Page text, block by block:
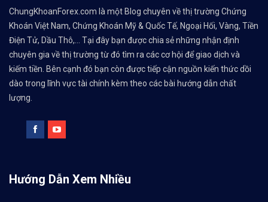
ChungKhoanForex.com là một Blog chuyên về thị trường Chứng
Khoán Việt Nam, Chứng Khoán Mỹ & Quốc Tế, Ngoại Hối, Vàng, Tiền
Điện Tử, Dầu Thô,... Tại đây bạn được chia sẻ những nhận định
chuyên gia về thị trường từ đó tìm ra các cơ hội để giao dịch và
kiếm tiền. Bên cạnh đó bạn còn được tiếp cận nguồn kiến thức dồi
dào trong lĩnh vực tài chính kèm theo các bài hướng dẫn chất
lượng.
Hướng Dẫn Xem Nhiều